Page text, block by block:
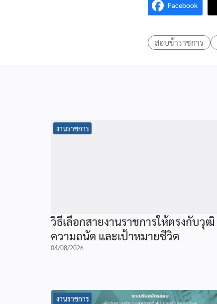
Facebook
สอบข้าราชการ
งานราชการ
วิธีเลือกสายงานราชการให้ตรงกับวุฒิ
ความถนัด และเป้าหมายชีวิต
04/08/2026
งานราชการ